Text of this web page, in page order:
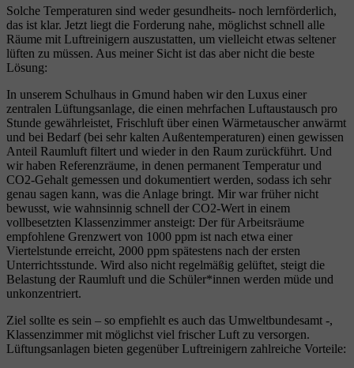
Solche Temperaturen sind weder gesundheits- noch lernförderlich,
das ist klar. Jetzt liegt die Forderung nahe, möglichst schnell alle
Räume mit Luftreinigern auszustatten, um vielleicht etwas seltener
lüften zu müssen. Aus meiner Sicht ist das aber nicht die beste
Lösung:
In unserem Schulhaus in Gmund haben wir den Luxus einer
zentralen Lüftungsanlage, die einen mehrfachen Luftaustausch pro
Stunde gewährleistet, Frischluft über einen Wärmetauscher anwärmt
und bei Bedarf (bei sehr kalten Außentemperaturen) einen gewissen
Anteil Raumluft filtert und wieder in den Raum zurückführt. Und
wir haben Referenzräume, in denen permanent Temperatur und
CO2-Gehalt gemessen und dokumentiert werden, sodass ich sehr
genau sagen kann, was die Anlage bringt. Mir war früher nicht
bewusst, wie wahnsinnig schnell der CO2-Wert in einem
vollbesetzten Klassenzimmer ansteigt: Der für Arbeitsräume
empfohlene Grenzwert von 1000 ppm ist nach etwa einer
Viertelstunde erreicht, 2000 ppm spätestens nach der ersten
Unterrichtsstunde. Wird also nicht regelmäßig gelüftet, steigt die
Belastung der Raumluft und die Schüler*innen werden müde und
unkonzentriert.
Ziel sollte es sein – so empfiehlt es auch das Umweltbundesamt -,
Klassenzimmer mit möglichst viel frischer Luft zu versorgen.
Lüftungsanlagen bieten gegenüber Luftreinigern zahlreiche Vorteile: